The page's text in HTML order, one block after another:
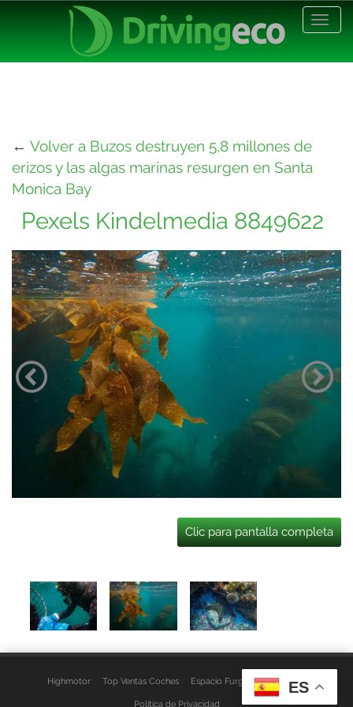
← Volver a Buzos destruyen 5,8 millones de
erizos y las algas marinas resurgen en Santa
Monica Bay
Pexels Kindelmedia 8849622
Clic para pantalla completa
Highmotor Top Ventas Coches Espacio Furgo Aviso Legal
Política de Privacidad
ES